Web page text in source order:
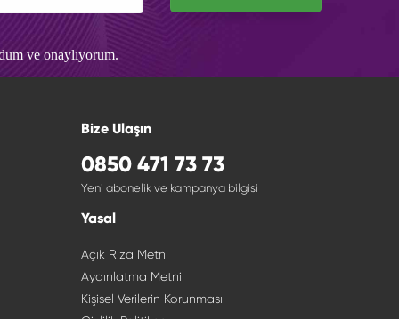
ve onaylıyorum.
Bize Ulaşın
0850 471 73 73
Yeni abonelik ve kampanya bilgisi
Yasal
Açık Rıza Metni
Aydınlatma Metni
Kişisel Verilerin Korunması